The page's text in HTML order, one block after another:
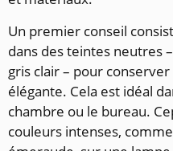
Un premier conseil
dans des teintes neutres
gris clair – pour
élégante. Cela est idéal
chambre ou le bureau.
couleurs intenses,